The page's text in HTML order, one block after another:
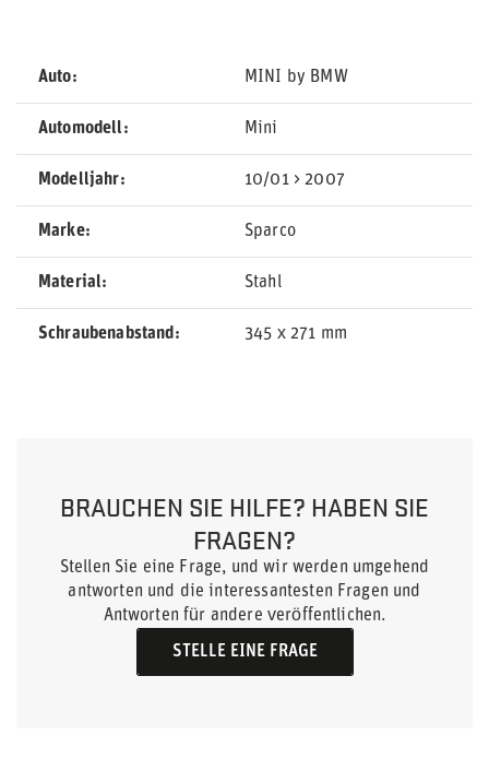
Auto MINI by BMW
Automodell Mini
Modelljahr 10/01 > 2007
Marke Sparco
Material Stahl
Schraubenabstand 345 x 271 mm
BRAUCHEN SIE HILFE? HABEN SIE
FRAGEN?
Stellen Sie eine Frage, und wir werden umgehend
antworten und die interessantesten Fragen und
Antworten für andere veröffentlichen.
STELLE EINE FRAGE